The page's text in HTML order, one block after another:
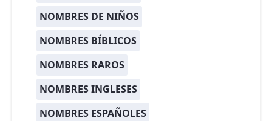
NOMBRES DE NIÑOS
NOMBRES BÍBLICOS
NOMBRES RAROS
NOMBRES INGLESES
NOMBRES ESPAÑOLES